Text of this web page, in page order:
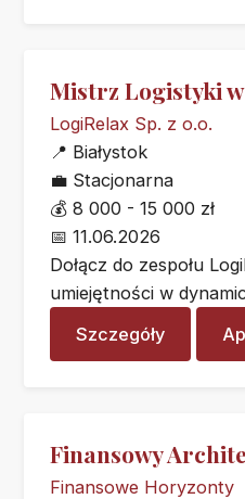
Mistrz Logistyki
LogiRelax Sp. z o.o.
📍 Białystok
💼 Stacjonarna
💰 8 000 - 15 000 zł
📅 11.06.2026
Dołącz do zespołu
umiejętności w
Szczegóły
Finansowy
Finansowe Horyzonty